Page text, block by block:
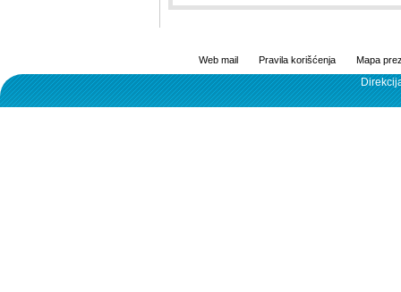
Web mail Pravila korišćenja Mapa